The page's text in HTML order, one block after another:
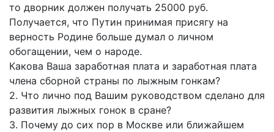
то дворник должен получать 25000 руб.
Получается, что Путин принимая присягу на
верность Родине больше думал о личном
обогащении, чем о народе.
Какова Ваша заработная плата и заработная плата
члена сборной страны по лыжным гонкам?
2. Что лично под Вашим руководством сделано для
развития лыжных гонок в сране?
3. Почему до сих пор в Москве или ближайшем